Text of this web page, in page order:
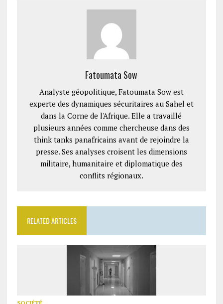
Fatoumata Sow
Analyste géopolitique, Fatoumata Sow est
experte des dynamiques sécuritaires au Sahel et
dans la Corne de l'Afrique. Elle a travaillé
plusieurs années comme chercheuse dans des
think tanks panafricains avant de rejoindre la
presse. Ses analyses croisent les dimensions
militaire, humanitaire et diplomatique des
conflits régionaux.
RELATED ARTICLES